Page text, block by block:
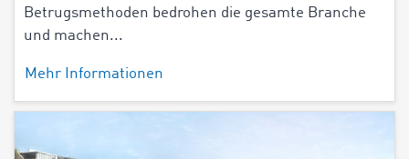
Betrugsmethoden bedrohen die gesamte Branche
und machen...
Mehr Informationen